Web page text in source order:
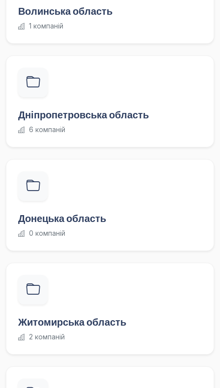
Волинська область
1 компаній
Дніпропетровська область
6 компаній
Донецька область
0 компаній
Житомирська область
2 компаній